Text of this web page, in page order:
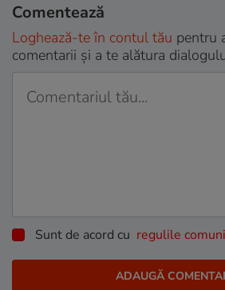
Comentează
Loghează-te în contul tău pentru
comentarii și a te alătura
Sunt de acord cu regulile